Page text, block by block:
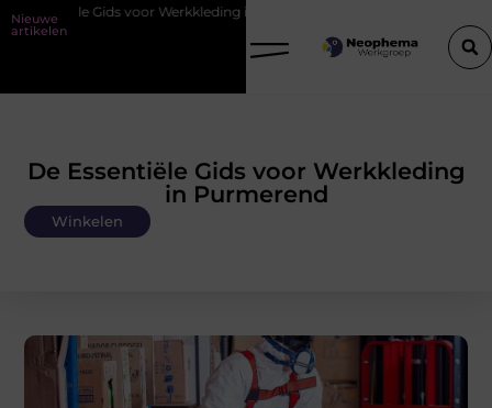
Nieuwe
artikelen
Werkkleding in Purmerend
De Essentiële Gids voor Werkkleding
in Purmerend
Winkelen